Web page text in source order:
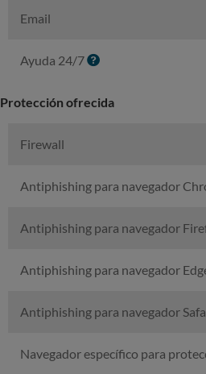
Email
Ayuda 24/7I
Protección ofrecida
Firewall
Antiphishing para navegador
Antiphishing para navegador
Antiphishing para navegador
Antiphishing para navegador
Navegador específico para